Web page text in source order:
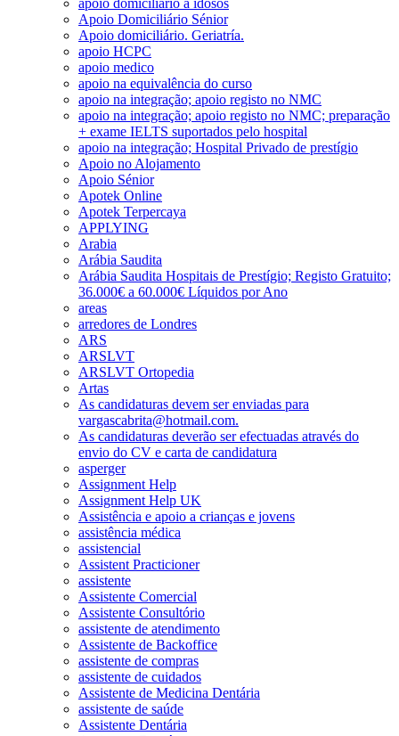
Apoio Domiciliário Sénior
Apoio domiciliário. Geriatría.
apoio HCPC
apoio medico
apoio na equivalência do curso
apoio na integração; apoio registo no NMC
apoio na integração; apoio registo no NMC; preparação
+ exame IELTS suportados pelo hospital
apoio na integração; Hospital Privado de prestígio
Apoio no Alojamento
Apoio Sénior
Apotek Online
Apotek Terpercaya
APPLYING
Arabia
Arábia Saudita
Arábia Saudita Hospitais de Prestígio; Registo Gratuito;
36.000€ a 60.000€ Líquidos por Ano
areas
arredores de Londres
ARS
ARSLVT
ARSLVT Ortopedia
Artas
As candidaturas devem ser enviadas para
vargascabrita@hotmail.com.
As candidaturas deverão ser efectuadas através do
envio do CV e carta de candidatura
asperger
Assignment Help
Assignment Help UK
Assistência e apoio a crianças e jovens
assistência médica
assistencial
Assistent Practicioner
assistente
Assistente Comercial
Assistente Consultório
assistente de atendimento
Assistente de Backoffice
assistente de compras
assistente de cuidados
Assistente de Medicina Dentária
assistente de saúde
Assistente Dentária